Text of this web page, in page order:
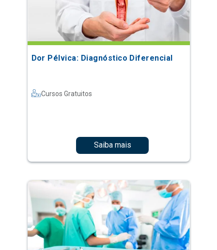
Dor Pélvica: Diagnóstico Diferencial
Cursos Gratuitos
Saiba mais